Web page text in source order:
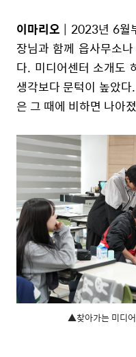
이마리오 | 2023년 6월
장님과 함께 읍사무소
다. 미디어센터 소개도
생각보다 문턱이 높았
은 그 때에 비하면 나아
▲찾아가는 미디